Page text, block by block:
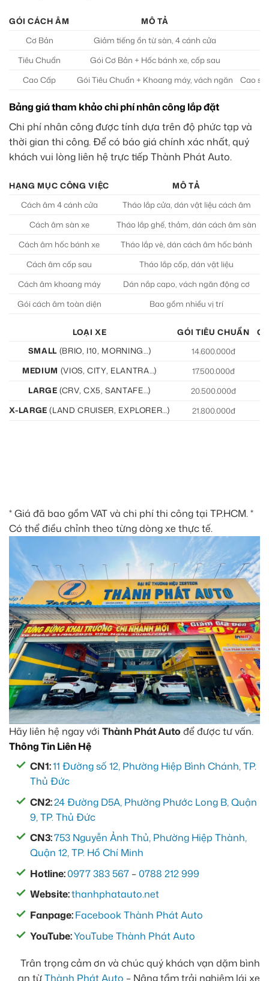
GÓI CÁCH ÂM
MÔ TẢ
Cơ Bản
Giảm tiếng ồn từ sàn, 4 cánh cửa
Tiêu Chuẩn
Gói Cơ Bản + Hốc bánh xe, cốp sau
Cao Cấp
Gói Tiêu Chuẩn + Khoang máy, vách ngăn Cao su
Bảng giá tham khảo chi phí nhân công lắp đặt
Chi phí nhân công được tính dựa trên độ phức tạp và
thời gian thi công. Để có báo giá chính xác nhất, quý
khách vui lòng liên hệ trực tiếp Thành Phát Auto.
HẠNG MỤC CÔNG VIỆC MÔ TẢ
Cách âm 4 cánh cửa
Tháo lắp cửa, dán vật liệu cách âm
Cách âm sàn xe
Tháo lắp ghế, thảm, dán cách âm sàn
Cách âm hốc bánh xe
Tháo lắp vè, dán cách âm hốc bánh
Cách âm cốp sau
Tháo lắp cốp, dán vật liệu
Cách âm khoang máy
Dán nắp capo, vách ngăn động cơ
Gói cách âm toàn diện
Bao gồm nhiều vị trí
LOẠI XE GÓI TIÊU CHUẨN
SMALL (BRIO, I10, MORNING…) 14.600.000đ
MEDIUM (VIOS, CITY, ELANTRA…) 17.500.000đ
LARGE (CRV, CX5, SANTAFE…) 20.500.000đ
X-LARGE(LAND CRUISER, EXPLORER…) 21.800.000đ
* Giá đã bao gồm VAT và chi phí thi công tại TP.HCM. *
Có thể điều chỉnh theo từng dòng xe thực tế.
Hãy liên hệ ngay với Thành Phát Auto để được tư vấn.
Thông Tin Liên Hệ
CN1:11 Đường số 12, Phường Hiệp Bình Chánh, TP.
Thủ Đức
CN2:24 Đường D5A, Phường Phước Long B, Quận
9, TP. Thủ Đức
CN3:753 Nguyễn Ảnh Thủ, Phường Hiệp Thành,
Quận 12, TP. Hồ Chí Minh
Hotline:0977 383 567 –0788 212 999
Website:thanhphatauto.net
Fanpage:Facebook Thành Phát Auto
YouTube:YouTube Thành Phát Auto
Trân trọng cảm ơn và chúc quý khách vạn dặm bình
an từThành Phát Auto – Nâng tầm trải nghiệm lái xe